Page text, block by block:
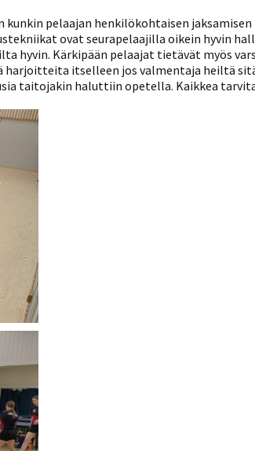
pelaajan henkilökohtaisen jaksamisen
ovat seurapelaajilla oikein hyvin
hyvin. Kärkipään pelaajat tietävät myös
itselleen jos valmentaja heiltä sitä
taitojakin haluttiin opetella. Kaikkea